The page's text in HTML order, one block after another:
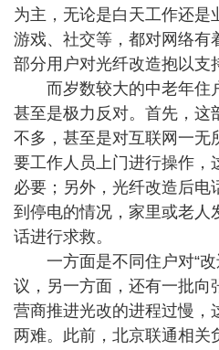
为主，无论是白天工作还是
游戏、社交等，都对网络有
部分用户对光纤改造抱以支
而岁数较大的中老年住
甚至是极力反对。首先，这
不多，甚至是对互联网一无
要工作人员上门进行操作，
必要；另外，光纤改造后电
到停电的情况，家里或老人
话进行求救。
一方面是不同住户对“改
议，另一方面，还有一批向
营商推进光改的进程过慢，
两难。此前，北京联通相关